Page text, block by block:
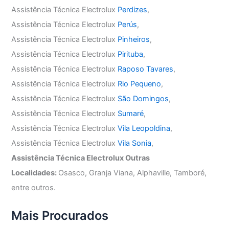
Assistência Técnica Electrolux Perdizes,
Assistência Técnica Electrolux Perús,
Assistência Técnica Electrolux Pinheiros,
Assistência Técnica Electrolux Pirituba,
Assistência Técnica Electrolux Raposo Tavares,
Assistência Técnica Electrolux Rio Pequeno,
Assistência Técnica Electrolux São Domingos,
Assistência Técnica Electrolux Sumaré,
Assistência Técnica ElectroluxVila Leopoldina,
Assistência Técnica ElectroluxVila Sonia,
Assistência Técnica Electrolux Outras
Localidades: Osasco, Granja Viana, Alphaville, Tamboré,
entre outros.
Mais Procurados